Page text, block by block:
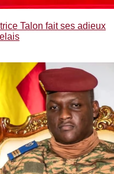
Talon fait ses adieux